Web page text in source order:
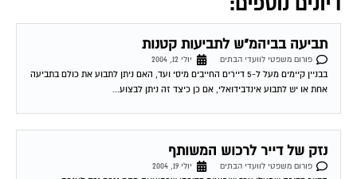
תביעה בביהמ"ש לתביעות קטנות
פורום משפטי לוועדי הבתים
יולי 12, 2004
בבניין קיימים מעל ל-5 דיירים החייבים מיסי ועד, האם ניתן לתבוע את כולם בתביעה
אחת או יש לתבוע אינדבידואלי, אם כן כיצד זה ניתן לבצוע...
נזק של דייר לרכוש המשותף
פורום משפטי לוועדי הבתים
יולי 19, 2004
הדייר בדירה שמעלי ערך שיפוצים בדירתו שכתוצאה מהם נגרם נזק לצנרת